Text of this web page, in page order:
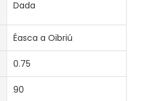
Dada
Éasca a Oibriú
0.75
90